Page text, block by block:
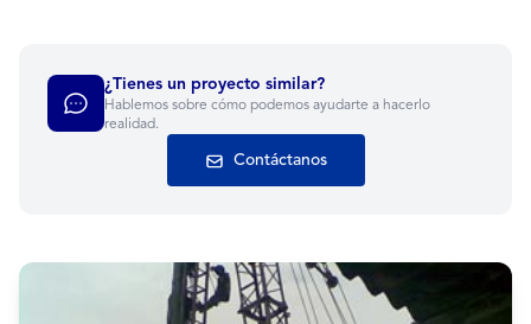
¿Tienes un proyecto similar?
Hablemos sobre cómo podemos ayudarte a hacerlo
realidad.
Contáctanos